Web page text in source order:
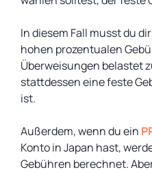
In diesem Fall musst du
hohen prozentualen
Überweisungen belastet
stattdessen eine feste
ist.
Außerdem, wenn du ein
Konto in Japan hast,
Gebühren berechnet.